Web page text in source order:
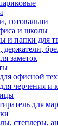
готовальни
и школы
и папки для
держатели,
заметок
офисной
черчения и
для
степлеры,